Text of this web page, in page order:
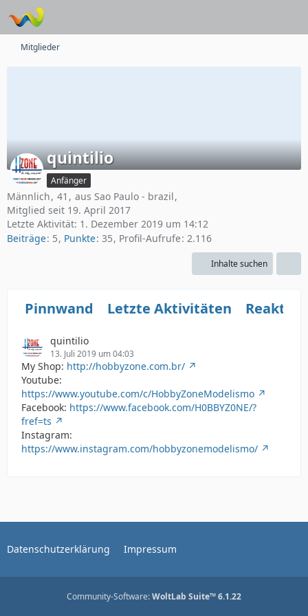
Mitglieder
quintilio
Anfänger
Männlich 41
aus Sao Paulo - brazil
Mitglied seit 19. April 2017
Letzte Aktivität: 1. Dezember 2019 um 14:12
Beiträge 5 Punkte 35 Profil-Aufrufe 2.116
Inhalte suchen
Pinnwand Letzte Aktivitäten
quintilio
13. Juli 2019 um 04:03
My Shop: http://hobbyzone.com.br/
Youtube:
https://www.youtube.com/c/HobbyZoneModelismo
Facebook: https://www.facebook.com/H0BBYZ0NE/?
fref=ts
Instagram:
https://www.instagram.com/hobbyzonemodelismo/
Datenschutzerklärung Impressum
Community-Software:WoltLab Suite™ 6.1.22